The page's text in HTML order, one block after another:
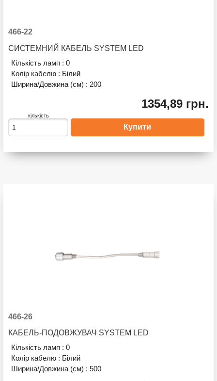
466-22
СИСТЕМНИЙ КАБЕЛЬ SYSTEM LED
Кількість ламп :0
Колір кабелю : Білий
Ширина/Довжина (см) : 200
1354,89 грн.
кількість
466-26
КАБЕЛЬ-ПОДОВЖУВАЧ SYSTEM LED
Кількість ламп :0
Колір кабелю : Білий
Ширина/Довжина (см) :500